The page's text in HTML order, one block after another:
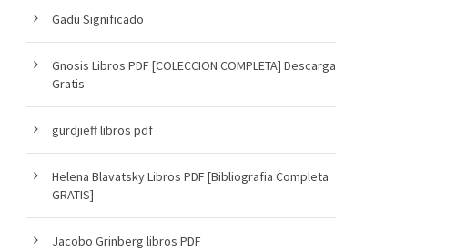
Gadu Significado
Gnosis Libros PDF [COLECCION COMPLETA] Descarga
Gratis
gurdjieff libros pdf
Helena Blavatsky Libros PDF [Bibliografia Completa
GRATIS]
Jacobo Grinberg libros PDF